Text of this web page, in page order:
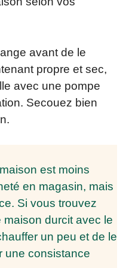
avant de le
propre et sec,
avec une pompe
Secouez bien
est moins
en magasin, mais
Si vous trouvez
durcit avec le
un peu et de le
une consistance